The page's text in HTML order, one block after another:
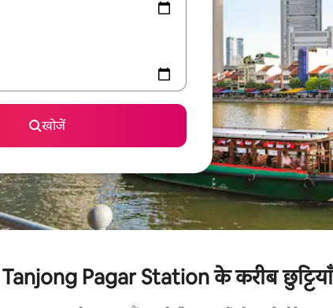
खोजें
Tanjong Pagar Station के करीब